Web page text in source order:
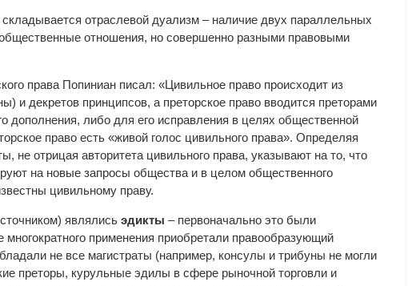
отраслевой дуализм – наличие двух параллельных
отношения, но совершенно разными правовыми
права Попиниан писал: «Цивильное право происходит из
и декретов принципсов, а преторское право вводится преторами
дополнения, либо для его исправления в целях общественной
право есть «живой голос цивильного права». Определяя
не отрицая авторитета цивильного права, указывают на то, что
на новые запросы общества и в целом общественного
цивильному праву.
являлись эдикты – первоначально это были
применения приобретали правообразующий
не все магистраты (например, консулы и трибуны не могли
преторы, курульные эдилы в сфере рыночной торговли и